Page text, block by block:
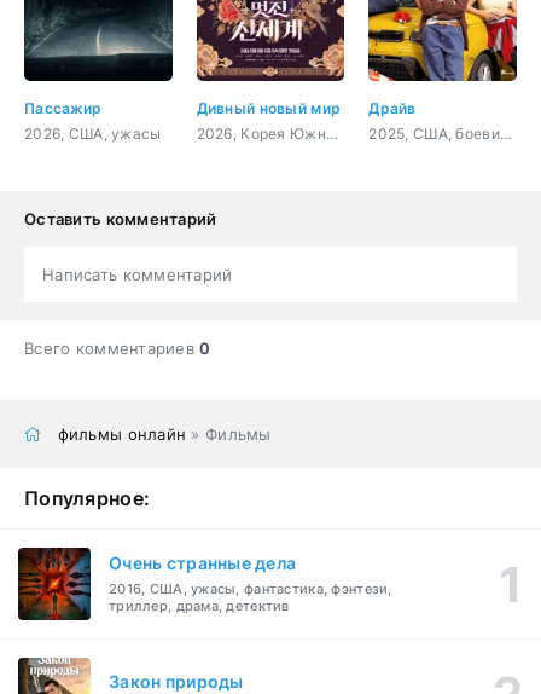
Пассажир
2026, США, ужасы
Дивный новый мир
2026, Корея Южная, мелодрама, комедия, фэнтези
Драйв
2025, США, боевик, мелодрама, комедия
Оставить комментарий
Написать комментарий
Всего комментариев0
фильмы онлайн » Фильмы
Популярное:
Очень странные дела
2016, США, ужасы, фантастика, фэнтези,
триллер, драма, детектив
Закон природы